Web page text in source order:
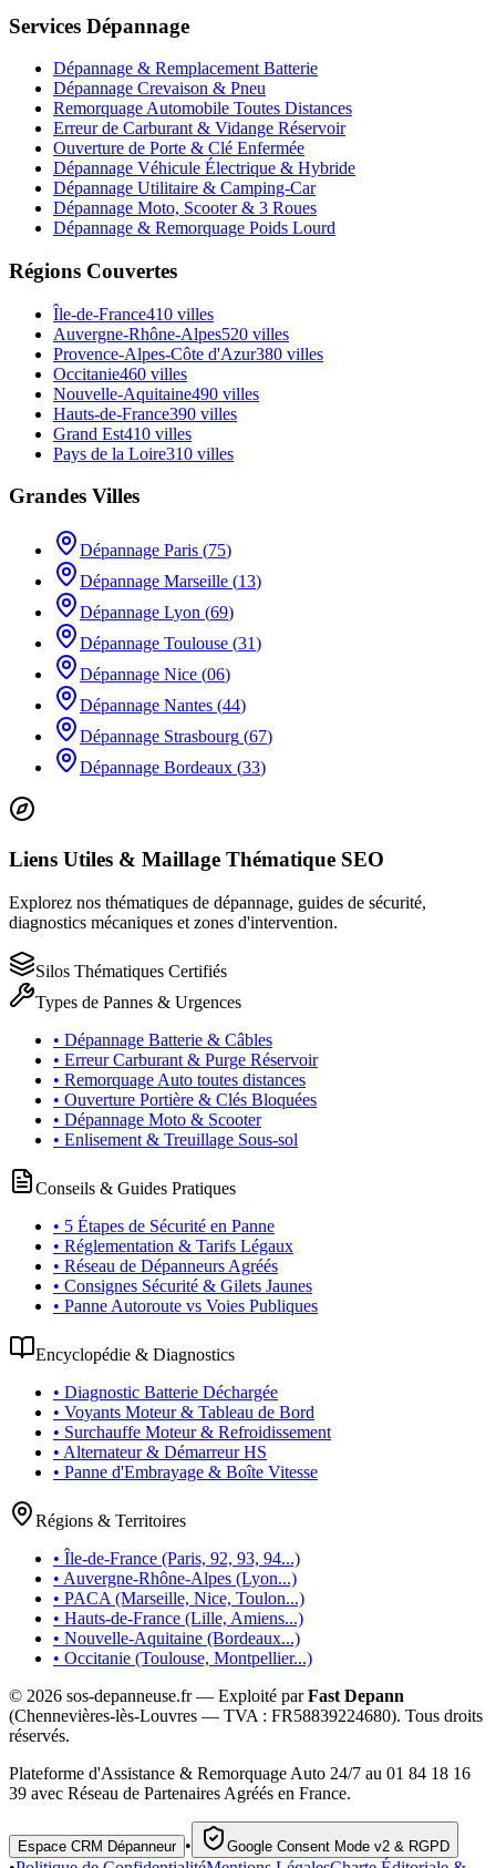
Services Dépannage
Dépannage & Remplacement Batterie
Dépannage Crevaison & Pneu
Remorquage Automobile Toutes Distances
Erreur de Carburant & Vidange Réservoir
Ouverture de Porte & Clé Enfermée
Dépannage Véhicule Électrique & Hybride
Dépannage Utilitaire & Camping-Car
Dépannage Moto, Scooter & 3 Roues
Dépannage & Remorquage Poids Lourd
Régions Couvertes
Île-de-France410 villes
Auvergne-Rhône-Alpes520 villes
Provence-Alpes-Côte d'Azur380 villes
Occitanie460 villes
Nouvelle-Aquitaine490 villes
Hauts-de-France390 villes
Grand Est410 villes
Pays de la Loire310 villes
Grandes Villes
Dépannage Paris (75)
Dépannage Marseille (13)
Dépannage Lyon (69)
Dépannage Toulouse (31)
Dépannage Nice (06)
Dépannage Nantes (44)
Dépannage Strasbourg (67)
Dépannage Bordeaux (33)
Liens Utiles & Maillage Thématique SEO
Explorez nos thématiques de dépannage, guides de sécurité,
diagnostics mécaniques et zones d'intervention.
Silos Thématiques Certifiés
Types de Pannes & Urgences
• Dépannage Batterie & Câbles
• Erreur Carburant & Purge Réservoir
• Remorquage Auto toutes distances
• Ouverture Portière & Clés Bloquées
• Dépannage Moto & Scooter
• Enlisement & Treuillage Sous-sol
Conseils & Guides Pratiques
• 5 Étapes de Sécurité en Panne
• Réglementation & Tarifs Légaux
• Réseau de Dépanneurs Agréés
• Consignes Sécurité & Gilets Jaunes
• Panne Autoroute vs Voies Publiques
Encyclopédie & Diagnostics
• Diagnostic Batterie Déchargée
• Voyants Moteur & Tableau de Bord
• Surchauffe Moteur & Refroidissement
• Alternateur & Démarreur HS
• Panne d'Embrayage & Boîte Vitesse
Régions & Territoires
• Île-de-France (Paris, 92, 93, 94...)
• Auvergne-Rhône-Alpes (Lyon...)
• PACA (Marseille, Nice, Toulon...)
• Hauts-de-France (Lille, Amiens...)
• Nouvelle-Aquitaine (Bordeaux...)
• Occitanie (Toulouse, Montpellier...)
© 2026 sos-depanneuse.fr — Exploité parFast Depann
(Chennevières-lès-Louvres — TVA : FR58839224680). Tous droits
réservés.
Plateforme d'Assistance & Remorquage Auto 24/7 au 01 84 18 16
39 avec Réseau de Partenaires Agréés en France.
Espace CRM Dépanneur • Google Consent Mode v2 & RGPD